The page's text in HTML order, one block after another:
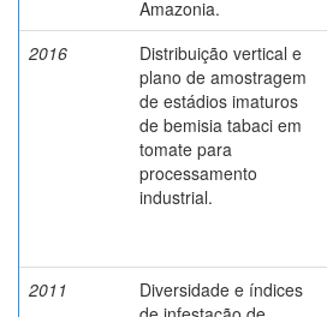
Amazonia.
2016
Distribuição vertical e
plano de amostragem
de estádios imaturos
de bemisia tabaci em
tomate para
processamento
industrial.
2011
Diversidade e índices